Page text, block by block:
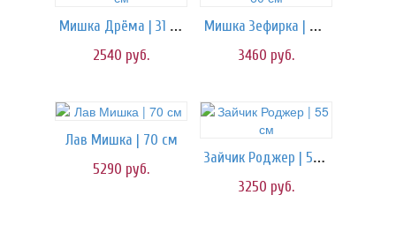
Мишка Дрёма | 31 см
2540 руб.
Мишка Зефирка | 60 см
3460 руб.
Лав Мишка | 70 см
5290 руб.
Зайчик Роджер | 55 см
3250 руб.